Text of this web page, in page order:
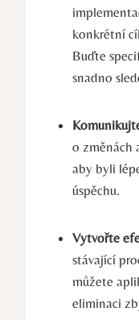
konkrétní
Buďte⁣
snadno
o‌ změnách
aby⁢ byli
úspěchu.
Vytvořte
stávající⁤
⁣můžete
eliminaci